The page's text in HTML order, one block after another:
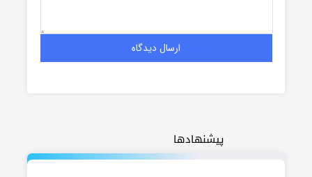
پیشنهادها